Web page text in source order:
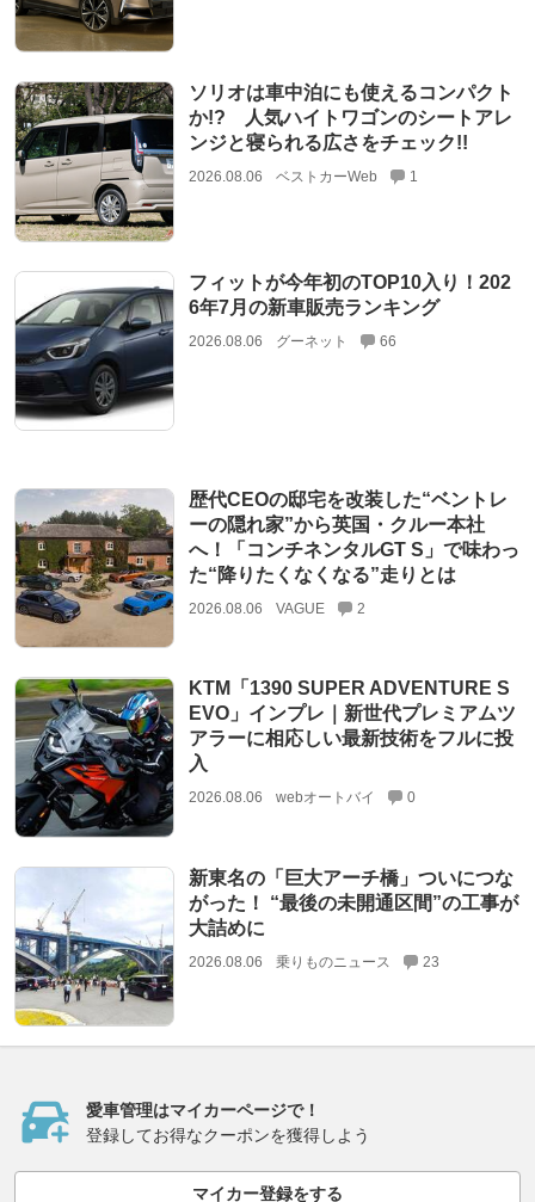
ソリオは車中泊にも使えるコンパクト
か!? 人気ハイトワゴンのシートアレ
ンジと寝られる広さをチェック!!
2026.08.06 ベストカーWeb 1
フィットが今年初のTOP10入り！202
6年7月の新車販売ランキング
2026.08.06 グーネット 66
歴代CEOの邸宅を改装した“ベントレ
ーの隠れ家”から英国・クルー本社
へ！「コンチネンタルGT S」で味わっ
た“降りたくなくなる”走りとは
2026.08.06 VAGUE 2
KTM「1390 SUPER ADVENTURE S
EVO」インプレ｜新世代プレミアムツ
アラーに相応しい最新技術をフルに投
入
2026.08.06 webオートバイ 0
新東名の「巨大アーチ橋」ついにつな
がった！ “最後の未開通区間”の工事が
大詰めに
2026.08.06 乗りものニュース 23
愛車管理はマイカーページで！
登録してお得なクーポンを獲得しよう
マイカー登録をする